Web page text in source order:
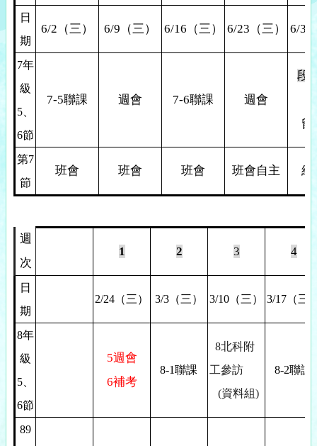
日
期
6/2 （三） 6/9 （三） 6/16 （三） 6/23 （三） 6/30
7年
級
5、
6節
7-5聯課 週會 7-6聯課 週會
段
留
第7
節
班會 班會 班會 班會自主 結
週
次
1 2 3 4
日
期
2/24（三） 3/3（三） 3/10（三） 3/17（三
8年
級
5、
6節
5週會
6補考
8-1聯課
8北科附
工參訪
(資料組)
8-2聯課
89